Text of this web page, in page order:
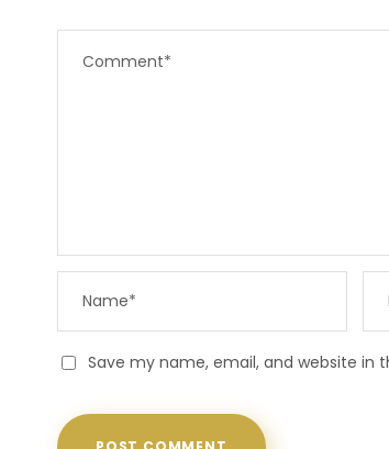
Save my name, email, and website